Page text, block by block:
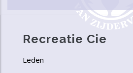
Recreatie Cie
Leden